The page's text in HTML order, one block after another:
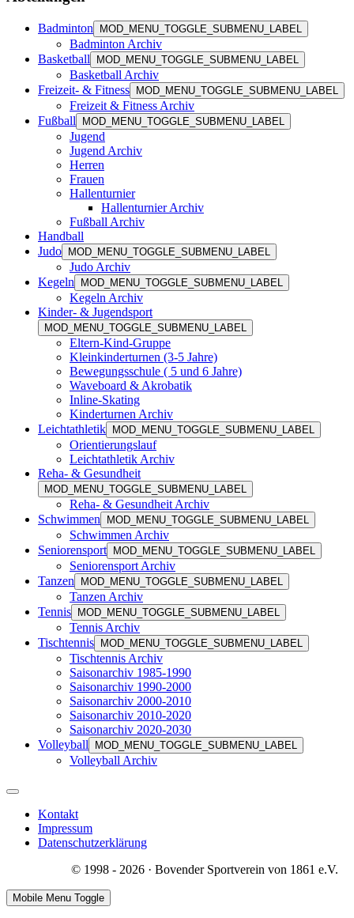
Badminton MOD_MENU_TOGGLE_SUBMENU_LABEL
Badminton Archiv
Basketball
MOD_MENU_TOGGLE_SUBMENU_LABEL
Basketball Archiv
Freizeit- & Fitness
MOD_MENU_TOGGLE_SUBMENU_LABEL
Freizeit & Fitness Archiv
Fußball
MOD_MENU_TOGGLE_SUBMENU_LABEL
Jugend
Jugend Archiv
Herren
Frauen
Hallenturnier
Hallenturnier Archiv
Fußball Archiv
Handball
Judo
MOD_MENU_TOGGLE_SUBMENU_LABEL
Judo Archiv
Kegeln
MOD_MENU_TOGGLE_SUBMENU_LABEL
Kegeln Archiv
Kinder- & Jugendsport
MOD_MENU_TOGGLE_SUBMENU_LABEL
Eltern-Kind-Gruppe
Kleinkinderturnen (3-5 Jahre)
Bewegungsschule ( 5 und 6 Jahre)
Waveboard & Akrobatik
Inline-Skating
Kinderturnen Archiv
Leichtathletik
MOD_MENU_TOGGLE_SUBMENU_LABEL
Orientierungslauf
Leichtathletik Archiv
Reha- & Gesundheit
MOD_MENU_TOGGLE_SUBMENU_LABEL
Reha- & Gesundheit Archiv
Schwimmen
MOD_MENU_TOGGLE_SUBMENU_LABEL
Schwimmen Archiv
Seniorensport
MOD_MENU_TOGGLE_SUBMENU_LABEL
Seniorensport Archiv
Tanzen
MOD_MENU_TOGGLE_SUBMENU_LABEL
Tanzen Archiv
Tennis
MOD_MENU_TOGGLE_SUBMENU_LABEL
Tennis Archiv
Tischtennis
MOD_MENU_TOGGLE_SUBMENU_LABEL
Tischtennis Archiv
Saisonarchiv 1985-1990
Saisonarchiv 1990-2000
Saisonarchiv 2000-2010
Saisonarchiv 2010-2020
Saisonarchiv 2020-2030
Volleyball
MOD_MENU_TOGGLE_SUBMENU_LABEL
Volleyball Archiv
Kontakt
Impressum
Datenschutzerklärung
© 1998 - 2026 · Bovender Sportverein von 1861 e.V.
Mobile Menu Toggle